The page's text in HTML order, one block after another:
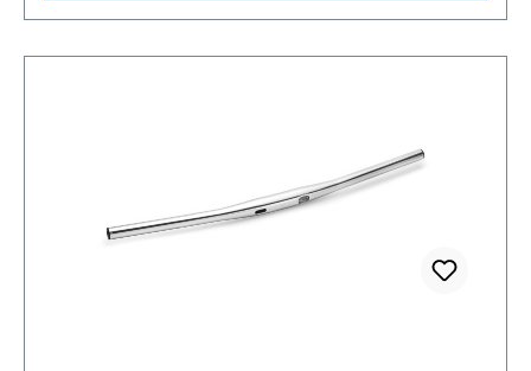
bitte separat bestellen. Hinweis: Das Fahrrad von